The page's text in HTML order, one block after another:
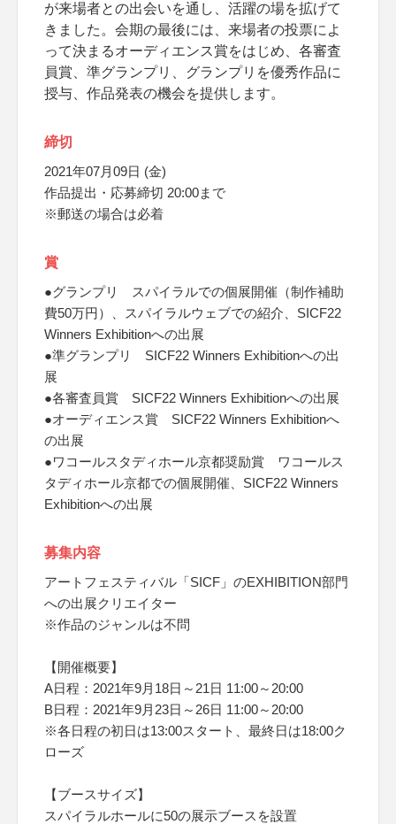
が来場者との出会いを通し、活躍の場を拡げて
きました。会期の最後には、来場者の投票によ
って決まるオーディエンス賞をはじめ、各審査
員賞、準グランプリ、グランプリを優秀作品に
授与、作品発表の機会を提供します。
締切
2021年07月09日 (金)
作品提出・応募締切 20:00まで
※郵送の場合は必着
賞
●グランプリ スパイラルでの個展開催（制作補助
費50万円）、スパイラルウェブでの紹介、SICF22
Winners Exhibitionへの出展
●準グランプリ SICF22 Winners Exhibitionへの出
展
●各審査員賞 SICF22 Winners Exhibitionへの出展
●オーディエンス賞 SICF22 Winners Exhibitionへ
の出展
●ワコールスタディホール京都奨励賞 ワコールス
タディホール京都での個展開催、SICF22 Winners
Exhibitionへの出展
募集内容
アートフェスティバル「SICF」のEXHIBITION部門
への出展クリエイター
※作品のジャンルは不問
【開催概要】
A日程：2021年9月18日～21日 11:00～20:00
B日程：2021年9月23日～26日 11:00～20:00
※各日程の初日は13:00スタート、最終日は18:00ク
ローズ
【ブースサイズ】
スパイラルホールに50の展示ブースを設置